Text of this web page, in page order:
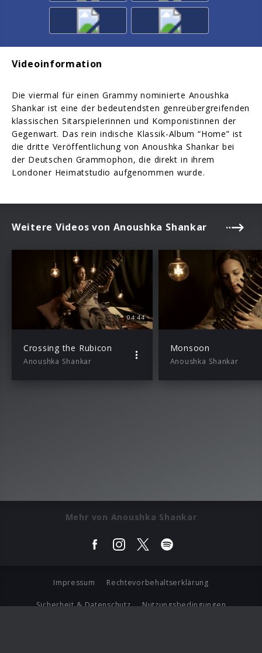
Videoinformation
Die viermal für einen Grammy nominierte Anoushka
Shankar ist eine der bedeutendsten genreübergreifenden
klassischen Sitarspielerinnen und Komponistinnen der
Gegenwart. Das rein indische Klassik-Album “Home” ist
die dritte Veröffentlichung von Anoushka Shankar bei
der Deutschen Grammophon, die direkt in ihrem
Londoner Heimatstudio aufgenommen wurde.
Weitere Videos von Anoushka Shankar
04:44
Crossing the Rubicon
Anoushka Shankar
Monsoon
Anoushka Shankar
Mehr von Anoushka Shankar
Impressum Rechtevorbehaltserklärung
Sicherheit & Datenschutz Nutzungsbedingungen